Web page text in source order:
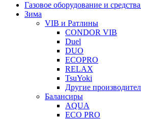
Газовое оборудование и
Зима
VIB и Ратлины
CONDOR VIB
Duel
DUO
ECOPRO
RELAX
TsuYoki
Другие
Балансиры
AQUA
ECO PRO